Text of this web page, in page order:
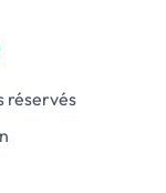
réservés